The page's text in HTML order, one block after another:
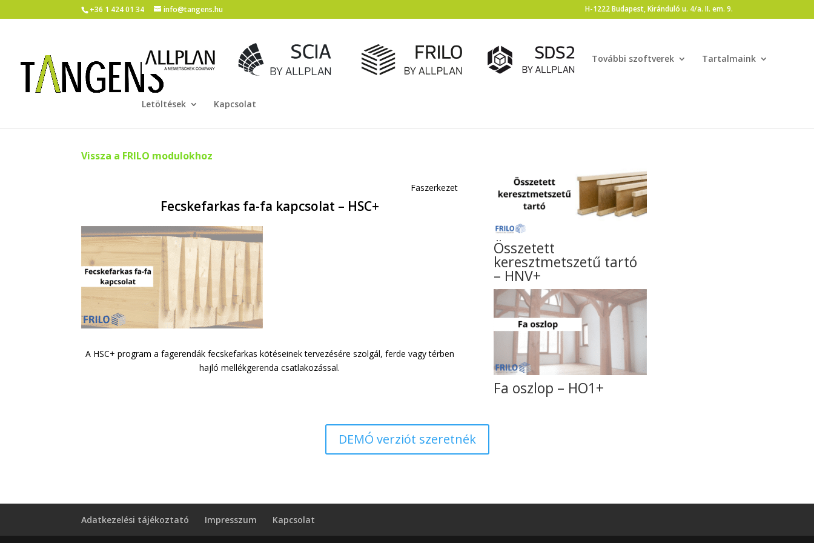
+36 1 424 01 34 info@tangens.hu H-1222 Budapest, Kiránduló u. 4/a. II. em. 9.
További szoftverek Tartalmaink
Letöltések Kapcsolat
Vissza a FRILO modulokhoz
Faszerkezet
Fecskefarkas fa-fa kapcsolat – HSC+
A HSC+ program a fagerendák fecskefarkas kötéseinek tervezésére szolgál, ferde vagy térben
hajló mellékgerenda csatlakozással.
Összetett
keresztmetszetű tartó
– HNV+
Fa oszlop – HO1+
DEMÓ verziót szeretnék
Adatkezelési tájékoztató Impresszum Kapcsolat